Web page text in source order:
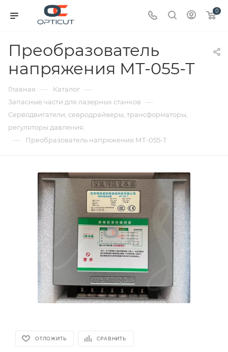
0
Преобразователь
напряжения МТ-055-Т
Главная — Каталог —
Запасные части для лазерных станков —
Серводвигатели, севродрайверы, трансформаторы,
регуляторы давления.
— Преобразователь напряжения МТ-055-Т
ОТЛОЖИТЬ СРАВНИТЬ